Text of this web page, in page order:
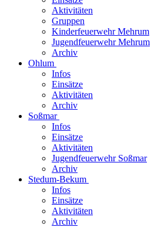
Aktivitäten
Gruppen
Kinderfeuerwehr Mehrum
Jugendfeuerwehr Mehrum
Archiv
Ohlum
Infos
Einsätze
Aktivitäten
Archiv
Soßmar
Infos
Einsätze
Aktivitäten
Jugendfeuerwehr Soßmar
Archiv
Stedum-Bekum
Infos
Einsätze
Aktivitäten
Archiv